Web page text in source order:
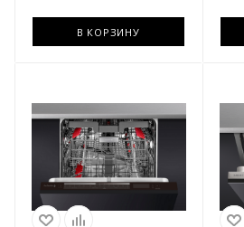
В КОРЗИНУ